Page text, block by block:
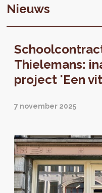
Nieuws
Thielemans:
project 'Een
7 november 2025